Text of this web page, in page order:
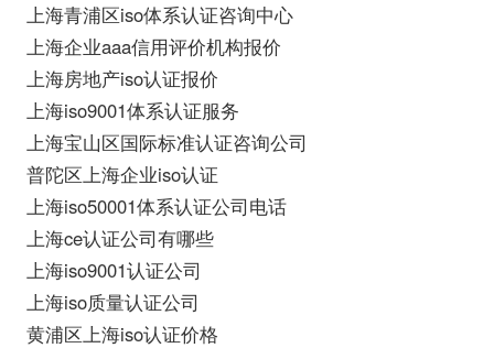
上海青浦区iso体系认证咨询中心
上海企业aaa信用评价机构报价
上海房地产iso认证报价
上海iso9001体系认证服务
上海宝山区国际标准认证咨询公司
普陀区上海企业iso认证
上海iso50001体系认证公司电话
上海ce认证公司有哪些
上海iso9001认证公司
上海iso质量认证公司
黄浦区上海iso认证价格